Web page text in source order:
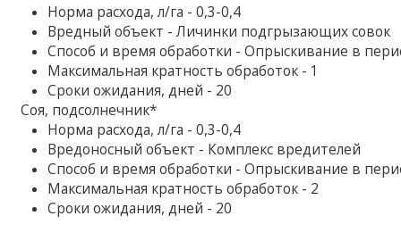
Норма расхода, л/га - 0,3-0,4
Вредный объект - Личинки подгрызающих совок
Способ и время обработки - Опрыскивание в
Максимальная кратность обработок - 1
Сроки ожидания, дней - 20
Соя, подсолнечник*
Норма расхода, л/га - 0,3-0,4
Вредоносный объект - Комплекс вредителей
Способ и время обработки - Опрыскивание в
Максимальная кратность обработок - 2
Сроки ожидания, дней - 20